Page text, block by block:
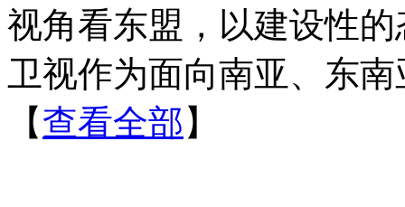
视角看东盟，以建设性
卫视作为面向南亚、东
【查看全部 】